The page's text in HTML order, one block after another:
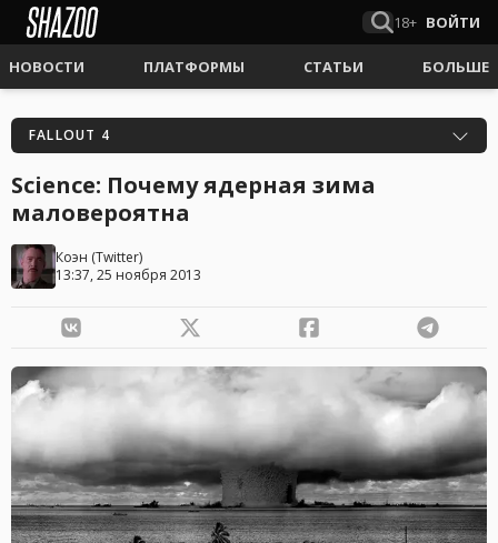
18+ ВОЙТИ
НОВОСТИ ПЛАТФОРМЫ СТАТЬИ БОЛЬШЕ
FALLOUT 4
Science: Почему ядерная зима
маловероятна
Коэн (Twitter)
13:37, 25 ноября 2013